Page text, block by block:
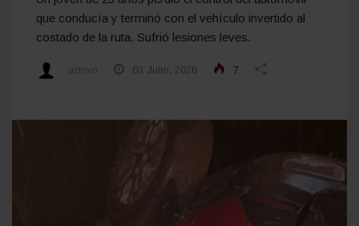
que conducía y terminó con el vehículo invertido al
costado de la ruta. Sufrió lesiones leves.
03 Julio, 2026 7